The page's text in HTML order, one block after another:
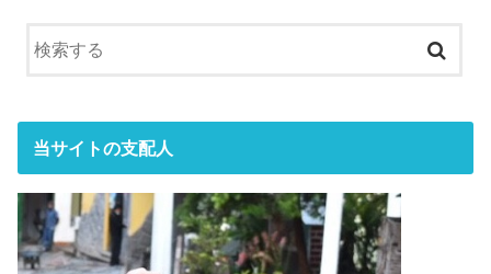
当サイトの支配人